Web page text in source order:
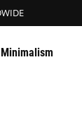
Minimalism